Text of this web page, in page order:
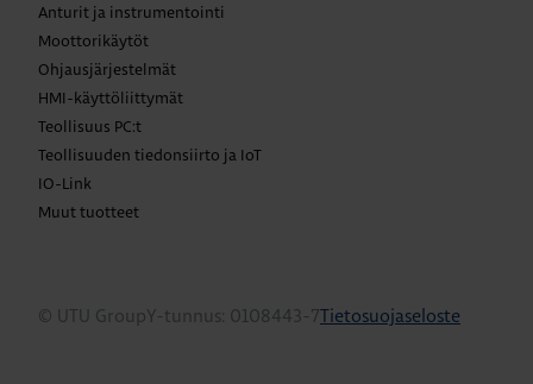
Anturit ja instrumentointi
Moottorikäytöt
Ohjausjärjestelmät
HMI-käyttöliittymät
Teollisuus PC:t
Teollisuuden tiedonsiirto ja IoT
IO-Link
Muut tuotteet
© UTU GroupY-tunnus: 0108443-7Tietosuojaseloste